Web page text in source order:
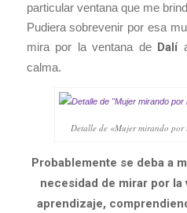
particular ventana que me
Pudiera sobrevenir por esa
mira por la ventana de Dalí
calma.
Detalle de «Mujer mirando
Probablemente se deba a
necesidad de mirar por
aprendizaje,